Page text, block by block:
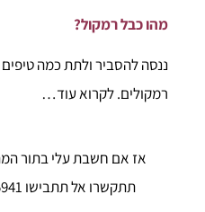
מהו כבל רמקול?
ננסה להסביר ולתת כמה
רמקולים. לקרוא עוד…
אז אם חשבת עלי בתור
תתקשרו אל תתבישו 050-4305941